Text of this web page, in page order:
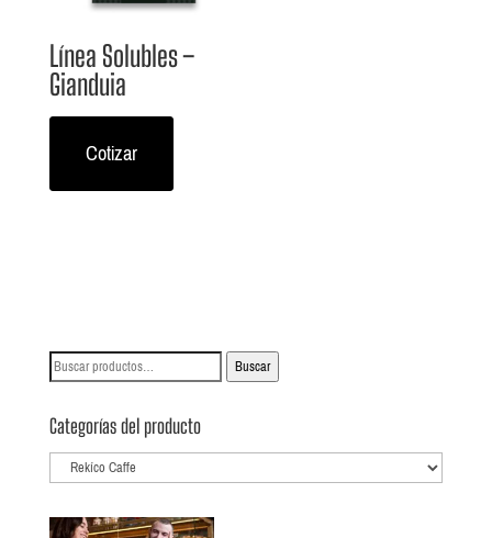
Línea Solubles –
Gianduia
Cotizar
Buscar
Buscar
Categorías del producto